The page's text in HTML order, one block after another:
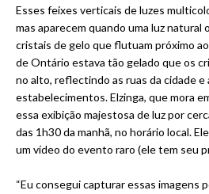
Esses feixes verticais de luzes
mas aparecem quando uma luz natural
cristais de gelo que flutuam próximo
de Ontário estava tão gelado que os
no alto, reflectindo as ruas da cidade e
estabelecimentos. Elzinga, que mora
essa exibição majestosa de luz por
das 1h30 da manhã, no horário local.
um vídeo do evento raro (ele tem seu
“Eu consegui capturar essas imagens